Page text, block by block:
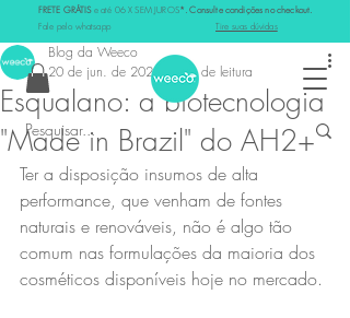
FRETE GRÁTISe até 06 X SEM JUROS*. Consulte condições no checkout.
Fale pelo whatsapp
Tire suas dúvidas
Esqualano: a biotecnologia
"Made in Brazil" do AH2+
Blog da Weeco
20 de jun. de 2021 1 min de leitura
Ter a disposição insumos de alta
performance, que venham de fontes
naturais e renováveis, não é algo tão
comum nas formulações da maioria dos
cosméticos disponíveis hoje no mercado.